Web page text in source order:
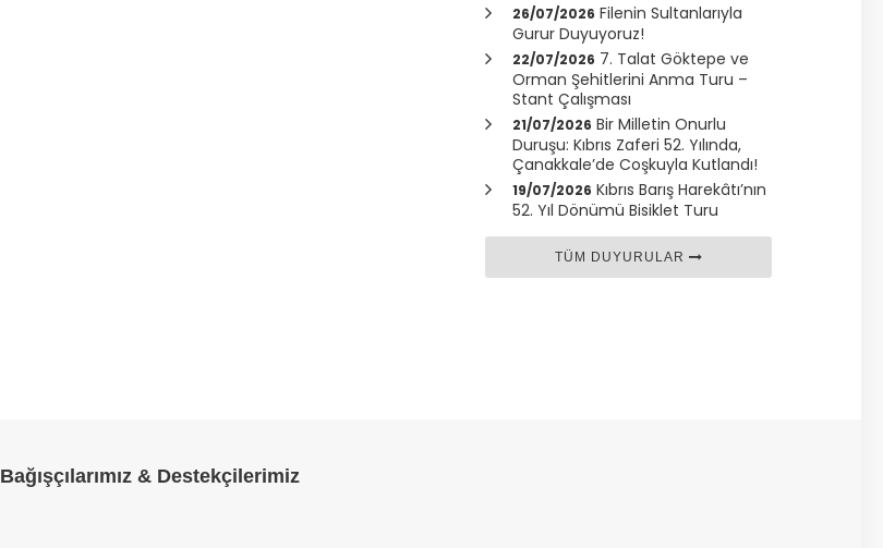
26/07/2026 Filenin Sultanlarıyla
Gurur Duyuyoruz!
22/07/2026 7. Talat Göktepe ve
Orman Şehitlerini Anma Turu –
Stant Çalışması
21/07/2026 Bir Milletin Onurlu
Duruşu: Kıbrıs Zaferi 52. Yılında,
Çanakkale’de Coşkuyla Kutlandı!
19/07/2026 Kıbrıs Barış Harekâtı’nın
52. Yıl Dönümü Bisiklet Turu
TÜM DUYURULAR
Bağışçılarımız & Destekçilerimiz